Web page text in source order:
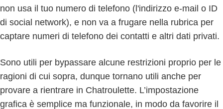
non usa il tuo numero di telefono (l'indirizzo e-mail o ID
di social network), e non va a frugare nella rubrica per
captare numeri di telefono dei contatti e altri dati privati.
Sono utili per bypassare alcune restrizioni proprio per le
ragioni di cui sopra, dunque tornano utili anche per
provare a rientrare in Chatroulette. L’impostazione
grafica è semplice ma funzionale, in modo da favorire il